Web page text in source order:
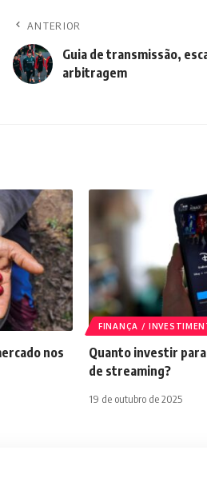
ANTERIOR
Guia de transmissão,
arbitragem
nos
FINANÇA /
Quanto investir
de streaming?
19 de outubro de 2025